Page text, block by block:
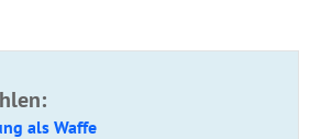
als Waffe